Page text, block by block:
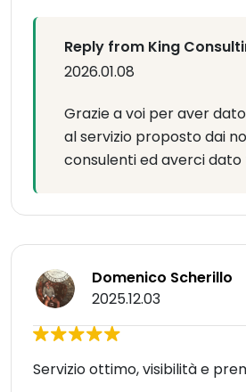
Reply from King
2026.01.08
Grazie a voi per aver
al servizio proposto dai
consulenti ed averci dato
Domenico Scherillo
2025.12.03
Servizio ottimo, visibilità e